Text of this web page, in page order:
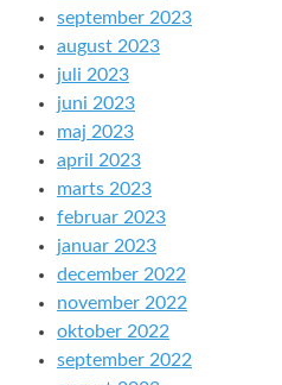
september 2023
august 2023
juli 2023
juni 2023
maj 2023
april 2023
marts 2023
februar 2023
januar 2023
december 2022
november 2022
oktober 2022
september 2022